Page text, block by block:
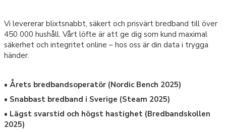
Vi levererar blixtsnabbt, säkert och prisvärt bredband till över
450 000 hushåll. Vårt löfte är att ge dig som kund maximal
säkerhet och integritet online – hos oss är din data i trygga
händer.
• Årets bredbandsoperatör (Nordic Bench 2025)
• Snabbast bredband i Sverige (Steam 2025)
• Lägst svarstid och högst hastighet (Bredbandskollen
2025)